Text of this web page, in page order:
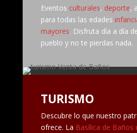
Eventos culturales, deporte,
para todas las edades
mayores. Disfruta día a día
pueblo y no te pierdas nada.
TURISMO
Descubre lo que nuestro
ofrece. La Basílica de Baños